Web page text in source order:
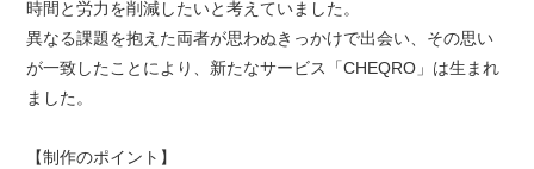
時間と労力を削減したいと考えていました。
異なる課題を抱えた両者が思わぬきっかけで出会い、その思い
が一致したことにより、新たなサービス「CHEQRO」は生まれ
ました。
【制作のポイント】